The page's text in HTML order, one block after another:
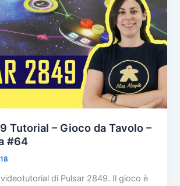
Tutorial – Gioco da Tavolo –
#64
di Pulsar 2849. Il gioco è